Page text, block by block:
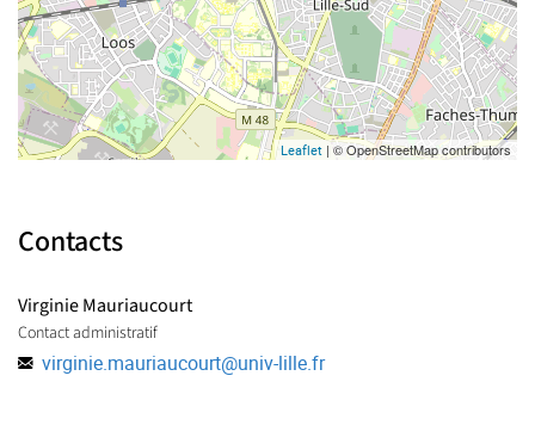
Leaflet | © OpenStreetMap contributors
Contacts
Virginie Mauriaucourt
Contact administratif
virginie.mauriaucourt@univ-lille.fr